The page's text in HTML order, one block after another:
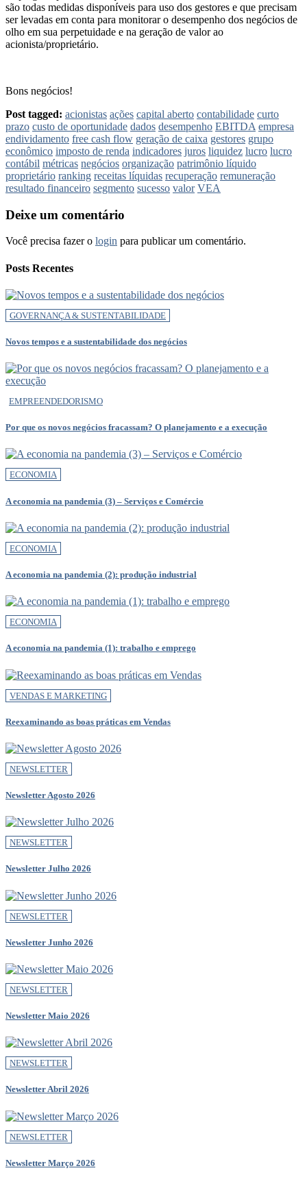
são todas medidas disponíveis para uso dos gestores e que precisam
ser levadas em conta para monitorar o desempenho dos negócios de
olho em sua perpetuidade e na geração de valor ao
acionista/proprietário.
Bons negócios!
Post tagged: acionistas ações capital aberto contabilidade curto
prazo custo de oportunidade dados desempenho EBITDA empresa
endividamento free cash flow geração de caixa gestores grupo
econômico imposto de renda indicadores juros liquidez lucro lucro
contábil métricas negócios organização patrimônio líquido
proprietário ranking receitas líquidas recuperação remuneração
resultado financeiro segmento sucesso valor VEA
Deixe um comentário
Você precisa fazer o login para publicar um comentário.
Posts Recentes
GOVERNANÇA & SUSTENTABILIDADE
Novos tempos e a sustentabilidade dos negócios
EMPREENDEDORISMO
Por que os novos negócios fracassam? O planejamento e a execução
ECONOMIA
A economia na pandemia (3) – Serviços e Comércio
ECONOMIA
A economia na pandemia (2): produção industrial
ECONOMIA
A economia na pandemia (1): trabalho e emprego
VENDAS E MARKETING
Reexaminando as boas práticas em Vendas
NEWSLETTER
Newsletter Agosto 2026
NEWSLETTER
Newsletter Julho 2026
NEWSLETTER
Newsletter Junho 2026
NEWSLETTER
Newsletter Maio 2026
NEWSLETTER
Newsletter Abril 2026
NEWSLETTER
Newsletter Março 2026